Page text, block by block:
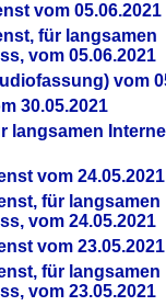
vom 05.06.2021
für langsamen
vom 05.06.2021
vom
30.05.2021
langsamen
vom 24.05.2021
für langsamen
vom 24.05.2021
vom 23.05.2021
für langsamen
vom 23.05.2021